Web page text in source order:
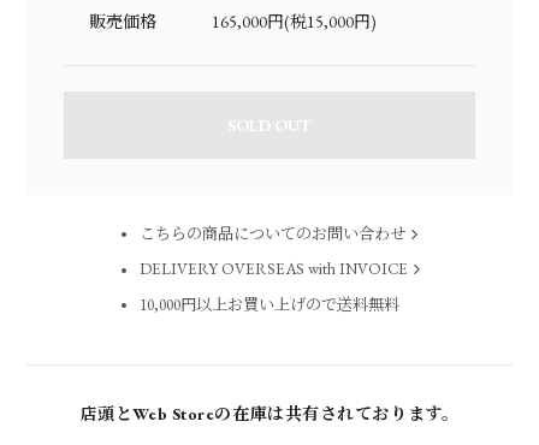
販売価格 165,000円(税15,000円)
SOLD OUT
こちらの商品についてのお問い合わせ
DELIVERY OVERSEAS with INVOICE
10,000円以上お買い上げので送料無料
店頭とWeb Storeの在庫は共有されております。